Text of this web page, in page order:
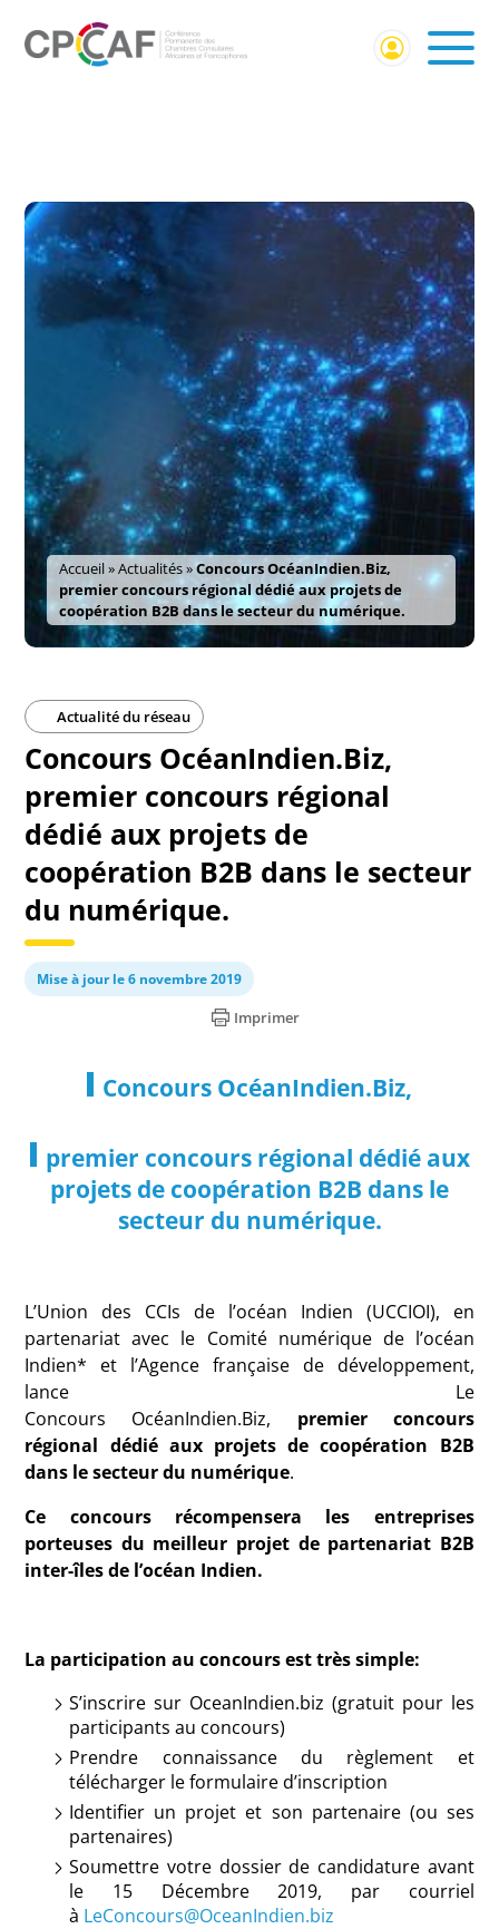
Accueil»Actualités»Concours OcéanIndien.Biz,
premier concours régional dédié aux projets de
coopération B2B dans le secteur du numérique.
Actualité du réseau
Concours OcéanIndien.Biz,
premier concours régional
dédié aux projets de
coopération B2B dans le secteur
du numérique.
Mise à jour le 6 novembre 2019
Imprimer
Concours OcéanIndien.Biz,
premier concours régional dédié aux
projets de coopération B2B dans le
secteur du numérique.
L’Union des CCIs de l’océan Indien (UCCIOI),
en
partenariat avec le Comité numérique de l’océan
Indien* et l’Agence française de développement,
lance Le
Concours OcéanIndien.Biz, premierconcours
régional dédié aux projets de coopération B2B
dans le secteur du numérique.
Ce concours récompensera les entreprises
porteuses du meilleur projet de partenariat B2B
inter-îles de l’océan Indien.
La participation au concours est très simple:
S’inscrire sur OceanIndien.biz (gratuitpour les
participants au concours)
Prendre connaissance du règlement et
télécharger le formulaire d’inscription
Identifier un projet et son partenaire(ou ses
partenaires)
Soumettrevotre dossier de candidature avant
le 15 Décembre2019, par courriel
à LeConcours@OceanIndien.biz